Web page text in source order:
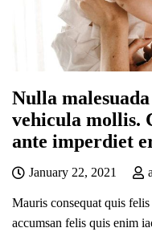
Nulla
vehicula mollis.
ante imperdiet
January 22, 2021
Mauris consequat quis
accumsan felis quis enim